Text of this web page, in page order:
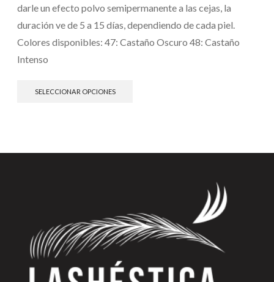
darle un efecto polvo semipermanente a las cejas, la
duración ve de 5 a 15 días, dependiendo de cada piel.
Colores disponibles: 47: Castaño Oscuro 48: Castaño
Intenso
SELECCIONAR OPCIONES